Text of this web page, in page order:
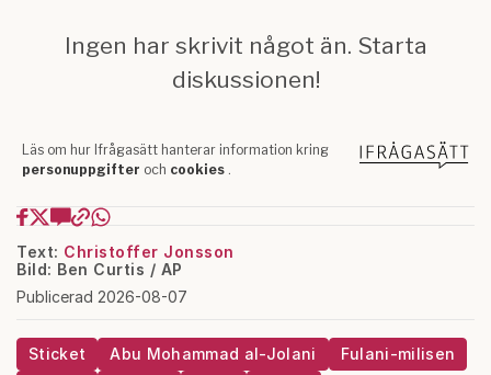
Text: Christoffer Jonsson
Bild: Ben Curtis / AP
Publicerad 2026-08-07
Sticket Abu Mohammad al-Jolani
Fulani-milisen